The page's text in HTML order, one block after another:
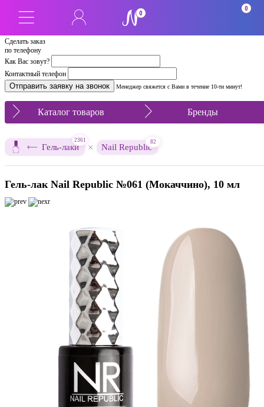
Сделать заказ
по телефону
Как Вас зовут?
Контактный телефон
Менеджер свяжется с Вами в течение 10-ти минут!
0
0
Каталог товаров Бренды
Гель-лаки
2361
× Nail Republic
82
Гель-лак Nail Republic №061 (Мокаччино), 10 мл